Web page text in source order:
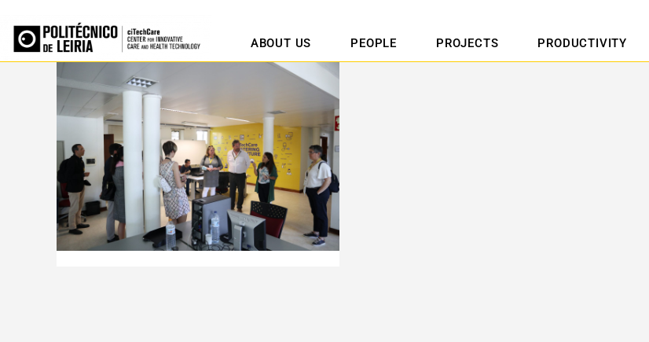
ABOUT US PEOPLE PROJECTS PRODUCTIVITY